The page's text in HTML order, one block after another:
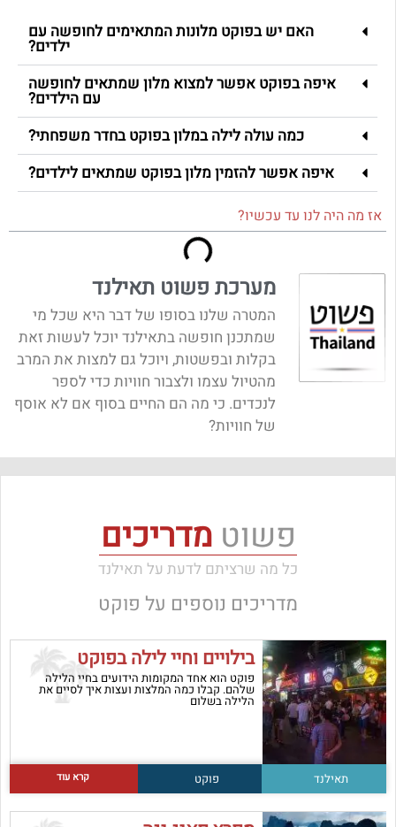
האם יש בפוקט מלונות המתאימים לחופשה עם
ילדים?
איפה בפוקט אפשר למצוא מלון שמתאים לחופשה
עם הילדים?
כמה עולה לילה במלון בפוקט בחדר משפחתי?
איפה אפשר להזמין מלון בפוקט שמתאים לילדים?
אז מה היה לנו עד עכשיו?
מערכת פשוט תאילנד
המטרה שלנו בסופו של דבר היא שכל מי
שמתכנן חופשה בתאילנד יוכל לעשות זאת
בקלות ובפשטות, ויוכל גם למצות את המרב
מהטיול עצמו ולצבור חוויות כדי לספר
לנכדים. כי מה הם החיים בסוף אם לא אוסף
של חוויות?
פשוטמדריכים
כל מה שרציתם לדעת על תאילנד
מדריכים נוספים על פוקט
בילויים וחיי לילה בפוקט
פוקט הוא אחד המקומות הידועים בחיי הלילה
שלהם. קבלו כמה המלצות ועצות איך לסיים את
הלילה בשלום
תאילנד פוקט קרא עוד